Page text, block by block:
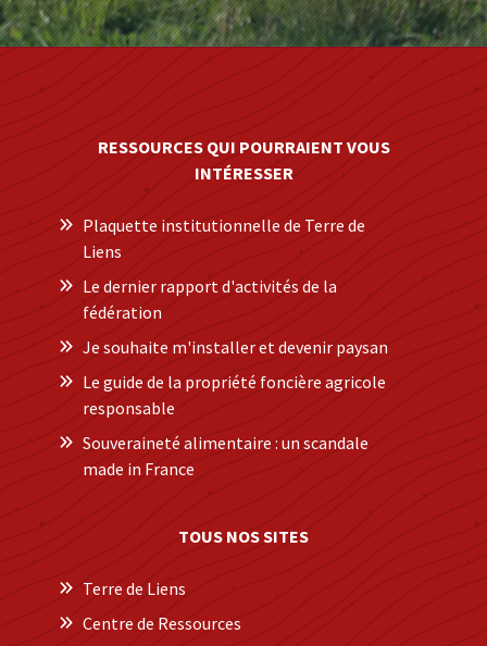
RESSOURCES QUI POURRAIENT VOUS
INTÉRESSER
Plaquette institutionnelle de Terre de
Liens
Le dernier rapport d'activités de la
fédération
Je souhaite m'installer et devenir paysan
Le guide de la propriété foncière agricole
responsable
Souveraineté alimentaire : un scandale
made in France
TOUS NOS SITES
Terre de Liens
Centre de Ressources